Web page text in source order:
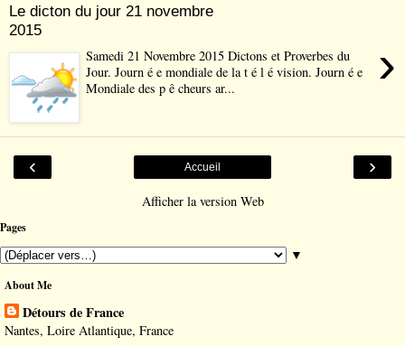
Le dicton du jour 21 novembre
2015
›
Samedi 21 Novembre 2015 Dictons et Proverbes du
Jour. Journ é e mondiale de la t é l é vision. Journ é e
Mondiale des p ê cheurs ar...
‹ ›
Accueil
Afficher la version Web
Pages
▼
About Me
Détours de France
Nantes, Loire Atlantique, France